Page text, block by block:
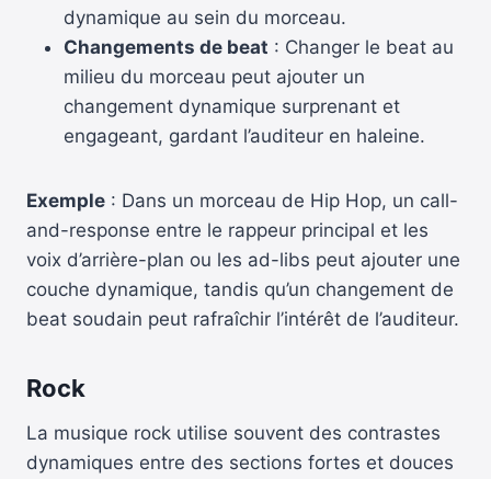
dynamique au sein du morceau.
Changements de beat : Changer le beat au
milieu du morceau peut ajouter un
changement dynamique surprenant et
engageant, gardant l’auditeur en haleine.
Exemple : Dans un morceau de Hip Hop, un call-
and-response entre le rappeur principal et les
voix d’arrière-plan ou les ad-libs peut ajouter une
couche dynamique, tandis qu’un changement de
beat soudain peut rafraîchir l’intérêt de l’auditeur.
Rock
La musique rock utilise souvent des contrastes
dynamiques entre des sections fortes et douces